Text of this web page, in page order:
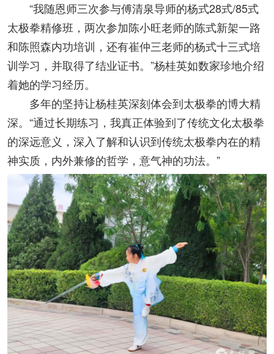
“我随恩师三次参与傅清泉导师的杨式28式/85式
太极拳精修班，两次参加陈小旺老师的陈式新架一路
和陈照森内功培训，还有崔仲三老师的杨式十三式培
训学习，并取得了结业证书。”杨桂英如数家珍地介绍
着她的学习经历。
多年的坚持让杨桂英深刻体会到太极拳的博大精
深。“通过长期练习，我真正体验到了传统文化太极拳
的深远意义，深入了解和认识到传统太极拳内在的精
神实质，内外兼修的哲学，意气神的功法。”